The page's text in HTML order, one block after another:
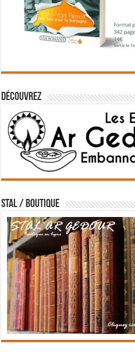
Découvrez
STAL / BOUTIQUE